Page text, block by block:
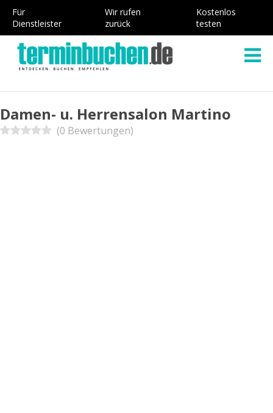
Für
Dienstleister
Wir rufen
zurück
Kostenlos
testen
Damen- u. Herrensalon Martino
(0 Bewertungen)